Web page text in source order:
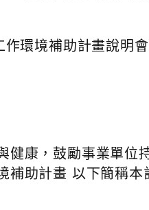
環境補助計畫說明
健康，鼓勵事業單
補助計畫 以下簡稱本